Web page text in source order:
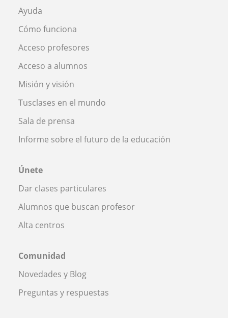
Ayuda
Cómo funciona
Acceso profesores
Acceso a alumnos
Misión y visión
Tusclases en el mundo
Sala de prensa
Informe sobre el futuro de la educación
Únete
Dar clases particulares
Alumnos que buscan profesor
Alta centros
Comunidad
Novedades y Blog
Preguntas y respuestas